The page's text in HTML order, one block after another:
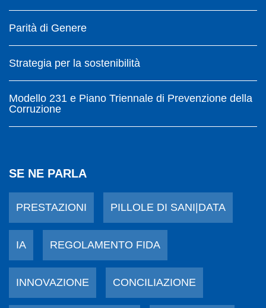
Parità di Genere
Strategia per la sostenibilità
Modello 231 e Piano Triennale di Prevenzione della
Corruzione
SE NE PARLA
PRESTAZIONI PILLOLE DI SANI|DATA
IA REGOLAMENTO FIDA
INNOVAZIONE CONCILIAZIONE